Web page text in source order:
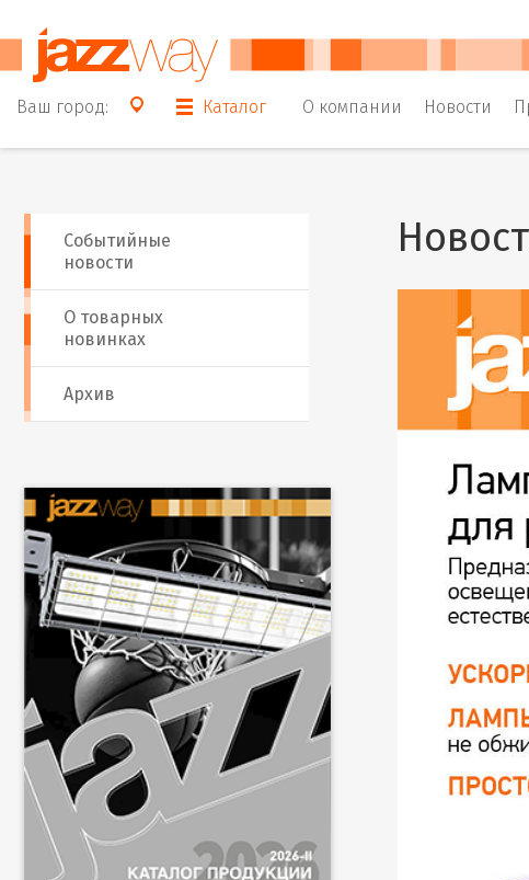
Ваш город: Каталог О компании Новости
Событийные
новости
О товарных
новинках
Архив